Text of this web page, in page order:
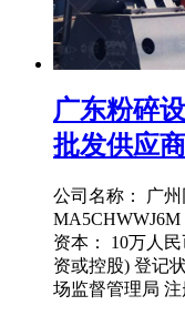
广东粉碎
批发供应
公司名称： 广
资本： 10万人
资或控股) 登记
场监督管理局 注